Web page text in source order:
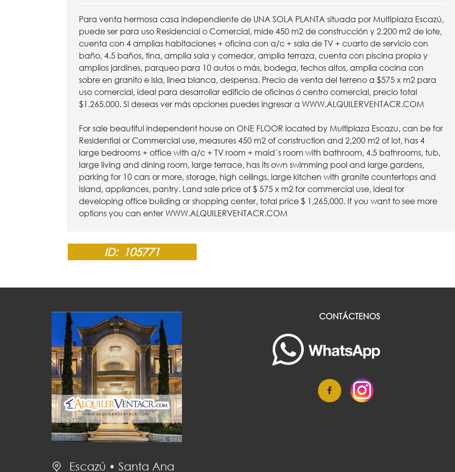
Para venta hermosa casa independiente de UNA SOLA PLANTA situada por Multiplaza Escazú,
puede ser para uso Residencial o Comercial, mide 450 m2 de construcción y 2.200 m2 de lote,
cuenta con 4 amplias habitaciones + oficina con a/c + sala de TV + cuarto de servicio con
baño, 4.5 baños, tina, amplia sala y comedor, amplia terraza, cuenta con piscina propia y
amplios jardines, parqueo para 10 autos o más, bodega, techos altos, amplia cocina con
sobre en granito e isla, línea blanca, despensa. Precio de venta del terreno a $575 x m2 para
uso comercial, ideal para desarrollar edificio de oficinas ó centro comercial, precio total
$1.265.000. Si deseas ver más opciones puedes ingresar a WWW.ALQUILERVENTACR.COM
For sale beautiful independent house on ONE FLOOR located by Multiplaza Escazu, can be for
Residential or Commercial use, measures 450 m2 of construction and 2,200 m2 of lot, has 4
large bedrooms + office with a/c + TV room + maid´s room with bathroom, 4.5 bathrooms, tub,
large living and dining room, large terrace, has its own swimming pool and large gardens,
parking for 10 cars or more, storage, high ceilings, large kitchen with granite countertops and
island, appliances, pantry. Land sale price of $ 575 x m2 for commercial use, ideal for
developing office building or shopping center, total price $ 1,265,000. If you want to see more
options you can enter WWW.ALQUILERVENTACR.COM
ID: 105771
Escazú • Santa Ana
CONTÁCTENOS